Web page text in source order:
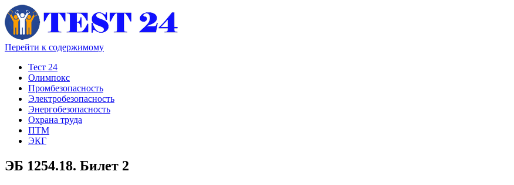
Перейти к содержимому
Тест 24
Олимпокс
Промбезопасность
Электробезопасность
Энергобезопасность
Охрана труда
ПТМ
ЭКГ
ЭБ 1254.18. Билет 2